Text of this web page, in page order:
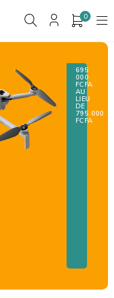
0
695
000
FCFA
AU
LIEU
DE
795.000
FCFA